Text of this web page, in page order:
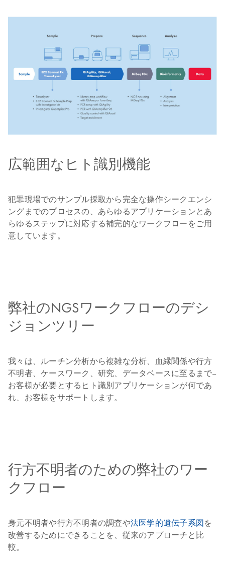
広範囲なヒト識別機能
犯罪現場でのサンプル採取から完全な操作シークエンシ
ングまでのプロセスの、あらゆるアプリケーションとあ
らゆるステップに対応する補完的なワークフローをご用
意しています。
弊社のNGSワークフローのデシ
ジョンツリー
我々は、ルーチン分析から複雑な分析、血縁関係や行方
不明者、ケースワーク、研究、データベースに至るまで–
お客様が必要とするヒト識別アプリケーションが何であ
れ、お客様をサポートします。
行方不明者のための弊社のワー
クフロー
身元不明者や行方不明者の調査や法医学的遺伝子系図を
改善するためにできることを、従来のアプローチと比
較。